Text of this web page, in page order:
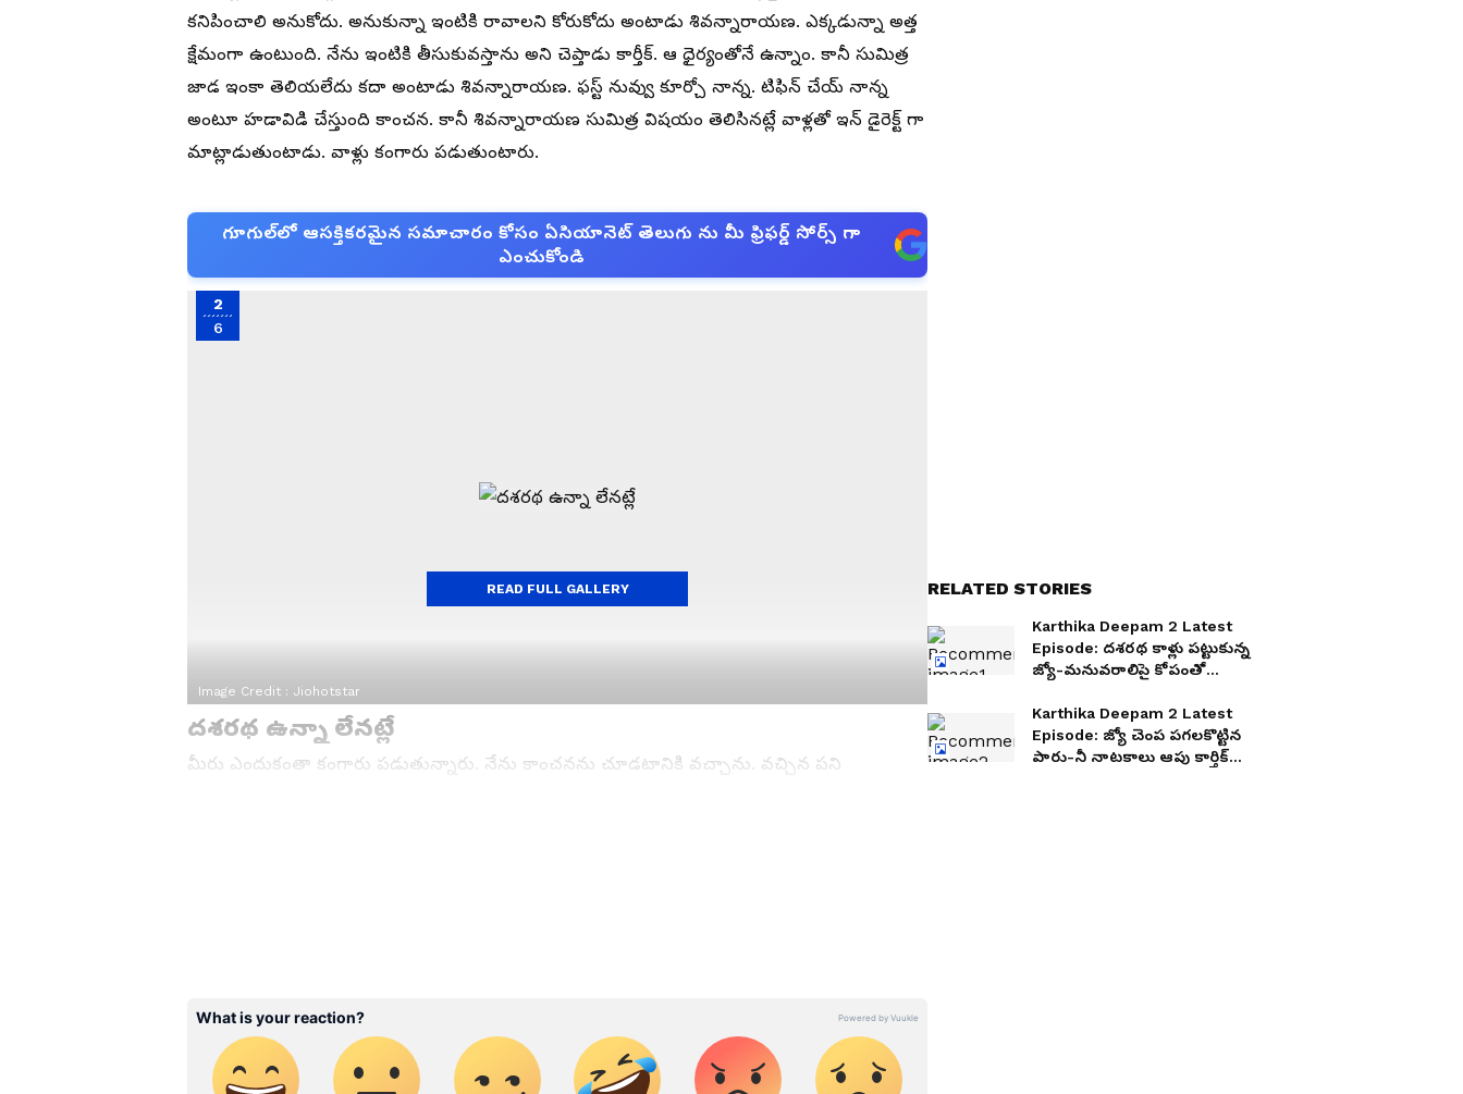
కనిపించాలి అనుకోదు. అనుకున్నా ఇంటికి రావాలని కోరుకోదు అంటాడు శివన్నారాయణ. ఎక్కడున్నా అత్త
క్షేమంగా ఉంటుంది. నేను ఇంటికి తీసుకువస్తాను అని చెప్తాడు కార్తీక్. ఆ ధైర్యంతోనే ఉన్నాం. కానీ సుమిత్ర
జాడ ఇంకా తెలియలేదు కదా అంటాడు శివన్నారాయణ. ఫస్ట్ నువ్వు కూర్చో నాన్న. టిఫిన్ చేయ్ నాన్న
అంటూ హడావిడి చేస్తుంది కాంచన. కానీ శివన్నారాయణ సుమిత్ర విషయం తెలిసినట్లే వాళ్లతో ఇన్ డైరెక్ట్ గా
మాట్లాడుతుంటాడు. వాళ్లు కంగారు పడుతుంటారు.
గూగుల్‌లో ఆసక్తికరమైన సమాచారం కోసం ఏసియానెట్ తెలుగు ను మీ ఫ్రిఫర్డ్ సోర్స్ గా
ఎంచుకోండి
2
6
Image Credit : Jiohotstar
దశరథ ఉన్నా లేనట్లే
మీరు ఎందుకంతా కంగారు పడుతున్నారు. నేను కాంచనను చూడటానికి వచ్చాను. వచ్చిన పని
Related Articles
Karthika Deepam 2 Latest
Karthika Deepam 2 Latest
READ FULL GALLERY RELATED STORIES
Karthika Deepam 2 Latest
Episode: దశరథ కాళ్లు పట్టుకున్న
జ్యో-మనువరాలిపై కోపంతో
Karthika Deepam 2 Latest
Episode: జ్యో చెంప పగలకొట్టిన
పారు-నీ నాటకాలు ఆపు కార్తిక్